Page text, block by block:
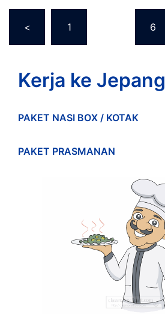
pagination
< 1 6
Kerja ke Jepang
PAKET NASI BOX / KOTAK
PAKET PRASMANAN